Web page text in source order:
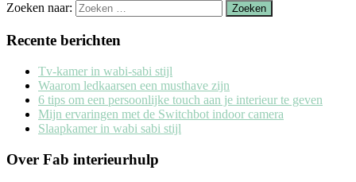
Zoeken naar:
Recente berichten
Tv-kamer in wabi-sabi stijl
Waarom ledkaarsen een musthave zijn
6 tips om een persoonlijke touch aan je interieur te geven
Mijn ervaringen met de Switchbot indoor camera
Slaapkamer in wabi sabi stijl
Over Fab interieurhulp